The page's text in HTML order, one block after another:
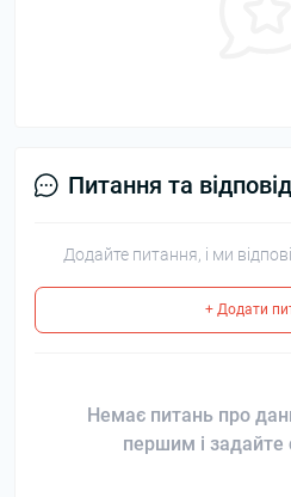
Питання та
Додайте питання, і ми
+ Додати
Немає питань про
першим і задайте